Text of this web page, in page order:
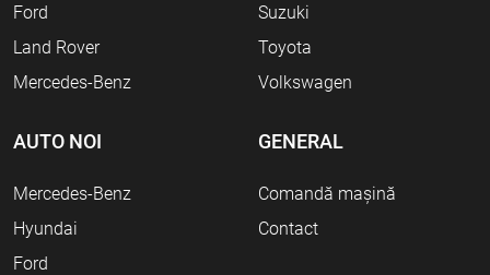
Ford
Land Rover
Mercedes-Benz
Suzuki
Toyota
Volkswagen
AUTO NOI
Mercedes-Benz
Hyundai
Ford
GENERAL
Comandă mașină
Contact